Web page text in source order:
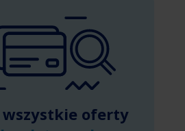
wszystkie oferty